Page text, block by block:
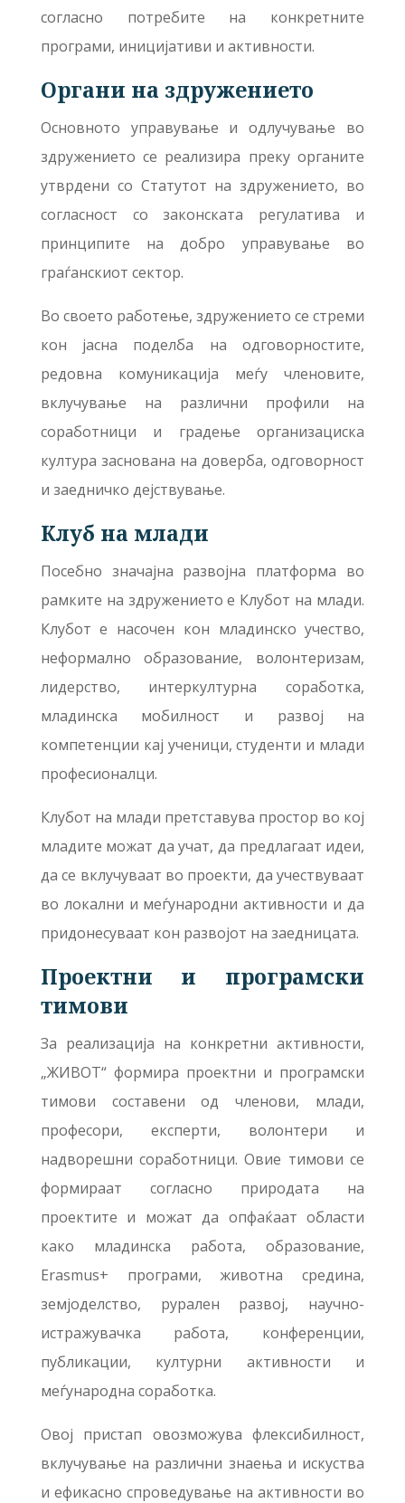
согласно потребите на конкретните
програми, иницијативи и активности.
Органи на здружението
Основното управување и одлучување во
здружението се реализира преку органите
утврдени со Статутот на здружението, во
согласност со законската регулатива и
принципите на добро управување во
граѓанскиот сектор.
Во своето работење, здружението се стреми
кон јасна поделба на одговорностите,
редовна комуникација меѓу членовите,
вклучување на различни профили на
соработници и градење организациска
култура заснована на доверба, одговорност
и заедничко дејствување.
Клуб на млади
Посебно значајна развојна платформа во
рамките на здружението е Клубот на млади.
Клубот е насочен кон младинско учество,
неформално образование, волонтеризам,
лидерство, интеркултурна соработка,
младинска мобилност и развој на
компетенции кај ученици, студенти и млади
професионалци.
Клубот на млади претставува простор во кој
младите можат да учат, да предлагаат идеи,
да се вклучуваат во проекти, да учествуваат
во локални и меѓународни активности и да
придонесуваат кон развојот на заедницата.
Проектни и програмски
тимови
За реализација на конкретни активности,
„ЖИВОТ“ формира проектни и програмски
тимови составени од членови, млади,
професори, експерти, волонтери и
надворешни соработници. Овие тимови се
формираат согласно природата на
проектите и можат да опфаќаат области
како младинска работа, образование,
Erasmus+ програми, животна средина,
земјоделство, рурален развој, научно-
истражувачка работа, конференции,
публикации, културни активности и
меѓународна соработка.
Овој пристап овозможува флексибилност,
вклучување на различни знаења и искуства
и ефикасно спроведување на активности во